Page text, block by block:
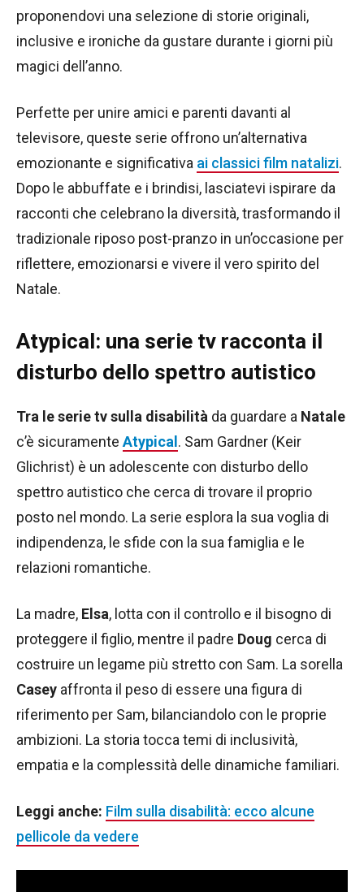
proponendovi una selezione di storie originali,
inclusive e ironiche da gustare durante i giorni più
magici dell’anno.
Perfette per unire amici e parenti davanti al
televisore, queste serie offrono un’alternativa
emozionante e significativa ai classici film natalizi.
Dopo le abbuffate e i brindisi, lasciatevi ispirare da
racconti che celebrano la diversità, trasformando il
tradizionale riposo post-pranzo in un’occasione per
riflettere, emozionarsi e vivere il vero spirito del
Natale.
Atypical: una serie tv racconta il
disturbo dello spettro autistico
Tra le serie tv sulla disabilità da guardare a Natale
c’è sicuramente Atypical . Sam Gardner (Keir
Glichrist) è un adolescente con disturbo dello
spettro autistico che cerca di trovare il proprio
posto nel mondo. La serie esplora la sua voglia di
indipendenza, le sfide con la sua famiglia e le
relazioni romantiche.
La madre, Elsa, lotta con il controllo e il bisogno di
proteggere il figlio, mentre il padre Doug cerca di
costruire un legame più stretto con Sam. La sorella
Casey affronta il peso di essere una figura di
riferimento per Sam, bilanciandolo con le proprie
ambizioni. La storia tocca temi di inclusività,
empatia e la complessità delle dinamiche familiari.
Leggi anche: Film sulla disabilità: ecco alcune
pellicole da vedere